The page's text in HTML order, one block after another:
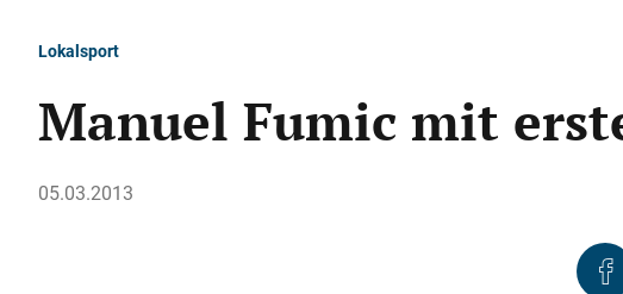
Lokalsport
Manuel Fumic mit
05.03.2013